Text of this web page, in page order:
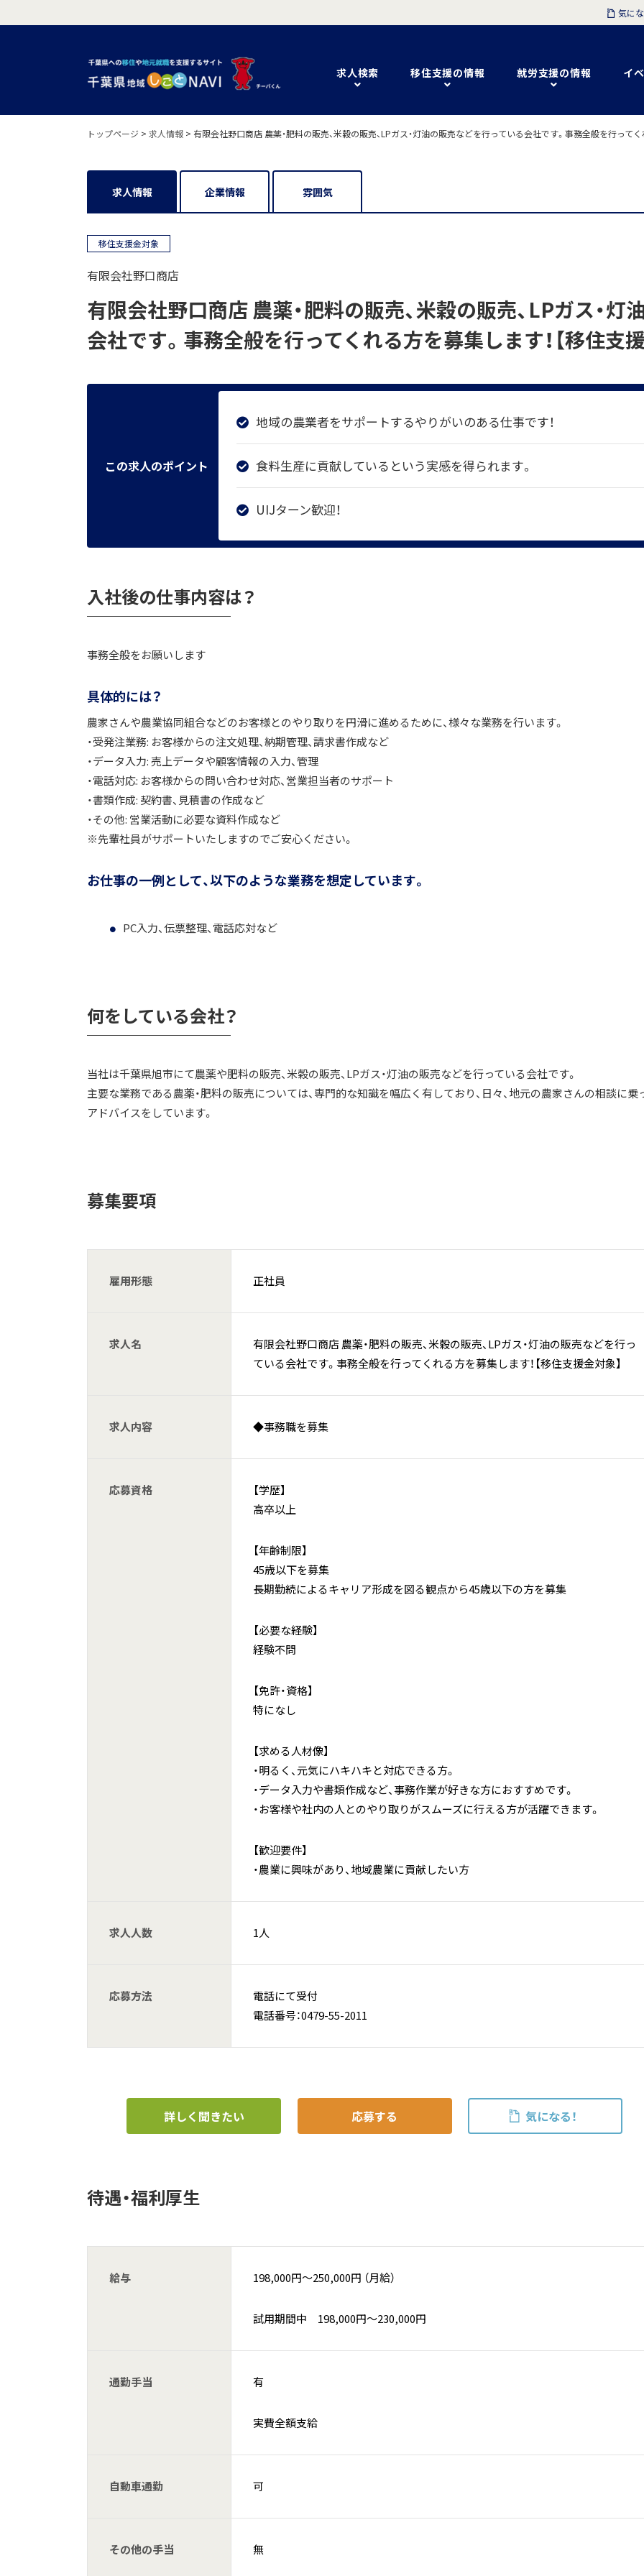
求人検索 移住支援の情報 就労支援の情報 イ
気に
トップページ > 求人情報 > 有限会社野口商店 農薬・肥料の販売、米穀の販売、LPガス・灯油の販売などを行っている会社です。事務全般を行ってく
求人情報 企業情報 雰囲気
移住支援金対象
有限会社野口商店
有限会社野口商店 農薬・肥料の販売、米穀の販売、LPガス・
会社です。事務全般を行ってくれる方を募集します！【移住支
この求人のポイント
地域の農業者をサポートするやりがいのある仕事です！
食料生産に貢献しているという実感を得られます。
UIJターン歓迎！
入社後の仕事内容は？
事務全般をお願いします
具体的には？
農家さんや農業協同組合などのお客様とのやり取りを円滑に進めるために、様々な業務を行います。
・受発注業務: お客様からの注文処理、納期管理、請求書作成など
・データ入力: 売上データや顧客情報の入力、管理
・電話対応: お客様からの問い合わせ対応、営業担当者のサポート
・書類作成: 契約書、見積書の作成など
・その他: 営業活動に必要な資料作成など
※先輩社員がサポートいたしますのでご安心ください。
お仕事の一例として、以下のような業務を想定しています。
PC入力、伝票整理、電話応対など
何をしている会社？
当社は千葉県旭市にて農薬や肥料の販売、米穀の販売、LPガス・灯油の販売などを行っている会社です。
主要な業務である農薬・肥料の販売については、専門的な知識を幅広く有しており、日々、地元の農家さんの相談に乗
アドバイスをしています。
募集要項
雇用形態 正社員
求人名
有限会社野口商店 農薬・肥料の販売、米穀の販売、LPガス・灯油の販売などを行っ
ている会社です。事務全般を行ってくれる方を募集します！【移住支援金対象】
求人内容 ◆事務職を募集
応募資格
【学歴】
高卒以上
【年齢制限】
45歳以下を募集
長期勤続によるキャリア形成を図る観点から45歳以下の方を募集
【必要な経験】
経験不問
【免許・資格】
特になし
【求める人材像】
・明るく、元気にハキハキと対応できる方。
・データ入力や書類作成など、事務作業が好きな方におすすめです。
・お客様や社内の人とのやり取りがスムーズに行える方が活躍できます。
【歓迎要件】
・農業に興味があり、地域農業に貢献したい方
求人人数 1人
応募方法
電話にて受付
電話番号：0479-55-2011
詳しく聞きたい 応募する 気になる！
待遇・福利厚生
給与 198,000円〜250,000円 （月給）
試用期間中 198,000円〜230,000円
通勤手当 有
実費全額支給
自動車通勤 可
その他の手当 無